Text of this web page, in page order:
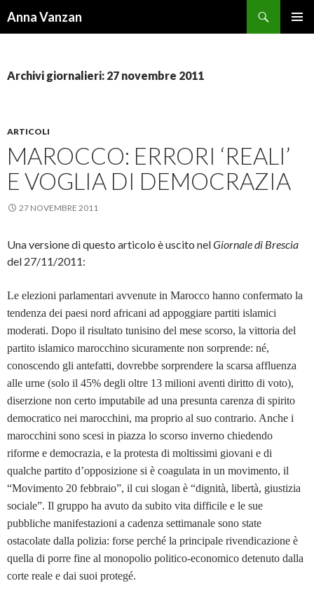
Anna Vanzan
Archivi giornalieri: 27 novembre 2011
ARTICOLI
MAROCCO: ERRORI ‘REALI’
E VOGLIA DI DEMOCRAZIA
27 NOVEMBRE 2011
Una versione di questo articolo è uscito nelGiornale di Brescia
del 27/11/2011:
Le elezioni parlamentari avvenute in Marocco hanno confermato la
tendenza dei paesi nord africani ad appoggiare partiti islamici
moderati. Dopo il risultato tunisino del mese scorso, la vittoria del
partito islamico marocchino sicuramente non sorprende: né,
conoscendo gli antefatti, dovrebbe sorprendere la scarsa affluenza
alle urne (solo il 45% degli oltre 13 milioni aventi diritto di voto),
diserzione non certo imputabile ad una presunta carenza di spirito
democratico nei marocchini, ma proprio al suo contrario. Anche i
marocchini sono scesi in piazza lo scorso inverno chiedendo
riforme e democrazia, e la protesta di moltissimi giovani e di
qualche partito d’opposizione si è coagulata in un movimento, il
“Movimento 20 febbraio”, il cui slogan è “dignità, libertà, giustizia
sociale”. Il gruppo ha avuto da subito vita difficile e le sue
pubbliche manifestazioni a cadenza settimanale sono state
ostacolate dalla polizia: forse perché la principale rivendicazione è
quella di porre fine al monopolio politico-economico detenuto dalla
corte reale e dai suoi protegé.